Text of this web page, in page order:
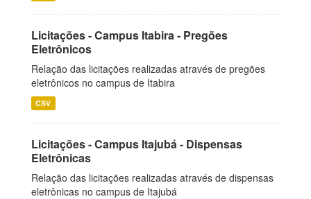
Licitações - Campus Itabira - Pregões
Eletrônicos
Relação das licitações realizadas através de pregões
eletrônicos no campus de Itabira
CSV
Licitações - Campus Itajubá - Dispensas
Eletrônicas
Relação das licitações realizadas através de dispensas
eletrônicas no campus de Itajubá